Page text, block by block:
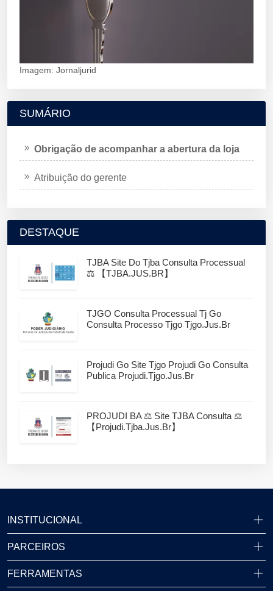
Imagem: Jornaljurid
SUMÁRIO
Obrigação de acompanhar a abertura da loja
Atribuição do gerente
DESTAQUE
TJBA Site Do Tjba Consulta Processual
⚖️ 【TJBA.JUS.BR】
TJGO Consulta Processual Tj Go
Consulta Processo Tjgo Tjgo.jus.br
Projudi Go Site Tjgo Projudi Go Consulta
Publica Projudi.tjgo.jus.br
PROJUDI BA ⚖️ Site TJBA Consulta ⚖️
【projudi.tjba.jus.br】
INSTITUCIONAL
PARCEIROS
FERRAMENTAS